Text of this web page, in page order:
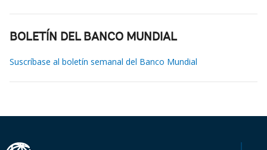
BOLETÍN DEL BANCO MUNDIAL
Suscríbase al boletín semanal del Banco Mundial